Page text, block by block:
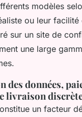
modèles
ou leur facilité
sur un site de
une large
des données,
livraison
un facteur